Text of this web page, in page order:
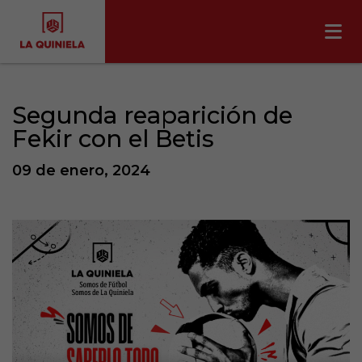
Segunda reaparición de
Fekir con el Betis
09 de enero, 2024